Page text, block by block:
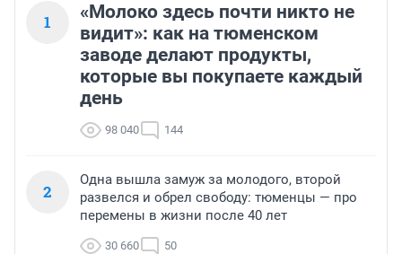
1
«Молоко здесь почти никто не
видит»: как на тюменском
заводе делают продукты,
которые вы покупаете каждый
день
98 040 144
2
Одна вышла замуж за молодого, второй
развелся и обрел свободу: тюменцы — про
перемены в жизни после 40 лет
30 660 50